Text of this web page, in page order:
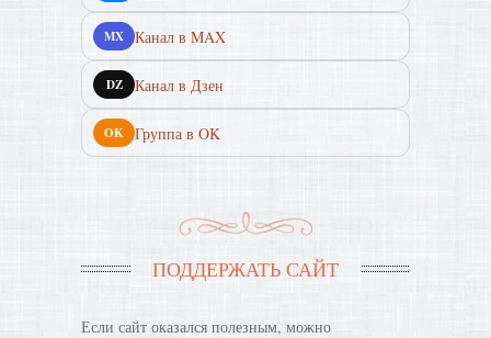
MX Канал в MAX
DZ Канал в Дзен
OK Группа в OK
ПОДДЕРЖАТЬ САЙТ
Если сайт оказался полезным, можно